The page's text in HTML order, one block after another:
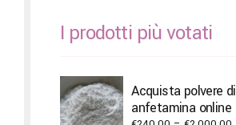
I prodotti più votati
Acquista polvere di
anfetamina online